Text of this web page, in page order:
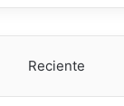
Reciente